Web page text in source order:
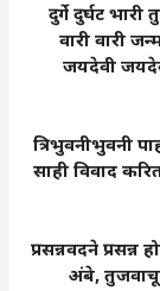
दुर्गे दुर्घट भारी
वारी वारी
जयदेवी
त्रिभुवनीभुवनी
साही विवाद
प्रसन्नवदने प्रसन्न
अंबे,